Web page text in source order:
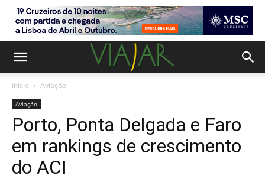
Início Aviação
Aviação
Porto, Ponta Delgada e Faro
em rankings de crescimento
do ACI